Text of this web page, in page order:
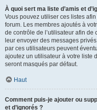
À quoi sert ma liste d’amis et
Vous pouvez utiliser ces listes
forum. Les membres ajoutés à
de contrôle de l’utilisateur afin
leur envoyer des messages
par ces utilisateurs peuvent
ajoutez un utilisateur à votre liste
seront masqués par défaut.
Haut
Comment puis-je ajouter ou
et d’ignorés ?